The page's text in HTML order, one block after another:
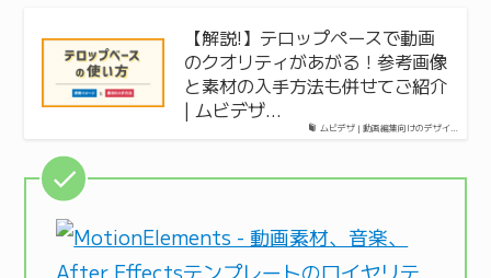
ムビデザ | 動画編集向けのデザイ…
【解説!】テロップペースで動画
のクオリティがあがる！参考画像
と素材の入手方法も併せてご紹介
| ムビデザ…